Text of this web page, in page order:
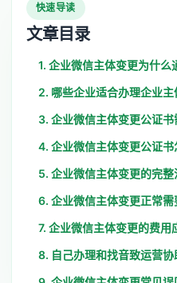
快速导读
文章目录
1. 企业微信主体变更为什么
2. 哪些企业适合办理企业主
3. 企业微信主体变更公证书
4. 企业微信主体变更公证书
5. 企业微信主体变更的完整
6. 企业微信主体变更正常需
7. 企业微信主体变更的费用
8. 自己办理和找音致运营协